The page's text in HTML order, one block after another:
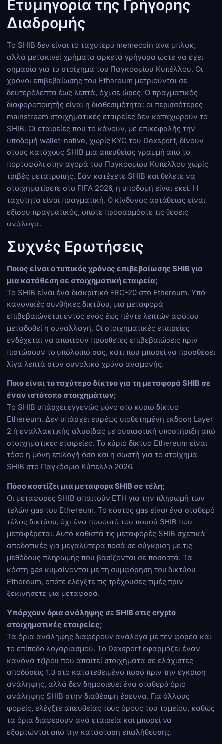
Ετυμηγορία της Γρήγορης
Διαδρομής
Το SHIB δεν είναι το ταχύτερο memecoin ανά μπλοκ,
αλλά μετακινεί χρήματα αρκετά γρήγορα ώστε να έχει
σημασία για το στοίχημα του Παγκοσμίου Κυπέλλου. Οι
χρόνοι επιβεβαίωσης του Ethereum μετριούνται σε
δευτερόλεπτα έως λεπτά, όχι σε ώρες. Ο πραγματικός
διαφοροποιητής είναι η διαθεσιμότητα: οι περισσότερες
mainstream στοιχηματικές εταιρείες δεν καταχωρούν το
SHIB. Οι εταιρείες που το κάνουν, με επικεφαλής την
υποδομή wallet-native, χωρίς KYC του Dexsport, δίνουν
στους κατόχους SHIB μια απευθείας γραμμή από το
πορτοφόλι στην αγορά του Παγκοσμίου Κυπέλλου χωρίς
τριβές μετατροπής. Εάν κατέχετε SHIB και θέλετε να
στοιχηματίσετε στο FIFA 2026, η υποδομή είναι εκεί. Η
ταχύτητα είναι πραγματική. Ο κίνδυνος αστάθειας είναι
εξίσου πραγματικός, οπότε προσαρμόστε τις θέσεις
ανάλογα.
Συχνές Ερωτήσεις
Ποιος είναι ο τυπικός χρόνος επιβεβαίωσης SHIB για
μια κατάθεση σε στοιχηματική εταιρεία;
Το SHIB είναι ένα διακριτικό ERC-20 στο Ethereum. Υπό
κανονικές συνθήκες δικτύου, μια μεταφορά
επιβεβαιώνεται εντός ενός έως πέντε λεπτών αφότου
μεταδοθεί η συναλλαγή. Οι στοιχηματικές εταιρείες
ενδέχεται να απαιτούν πρόσθετες επιβεβαιώσεις πριν
πιστώσουν το υπόλοιπό σας, κάτι που μπορεί να προσθέσει
λίγα λεπτά στον συνολικό χρόνο αναμονής.
Ποιο είναι το ταχύτερο δίκτυο για τη μεταφορά SHIB σε
έναν ιστότοπο στοιχημάτων;
Το SHIB υπάρχει εγγενώς μόνο στο κύριο δίκτυο
Ethereum. Δεν υπάρχει ευρέως υιοθετημένη έκδοση Layer
2 ή εναλλακτικής αλυσίδας με ουσιαστική υποστήριξη από
στοιχηματικές εταιρείες. Το κύριο δίκτυο Ethereum είναι
τόσο η μόνη επιλογή όσο και η σωστή για το στοίχημα
SHIB στο Παγκόσμιο Κύπελλο 2026.
Πόσο κοστίζει μια μεταφορά SHIB σε τέλη;
Οι μεταφορές SHIB απαιτούν ETH για την πληρωμή των
τελών gas του Ethereum. Το κόστος gas είναι ένα σταθερό
τέλος δικτύου, όχι ένα ποσοστό του ποσού SHIB που
μεταφέρεται. Αυτό καθιστά τις μεταφορές SHIB σχετικά
αποδοτικές για μεγαλύτερα ποσά σε σύγκριση με τις
μεθόδους πληρωμής που βασίζονται σε ποσοστά. Τα
κόστη gas κυμαίνονται με τη συμφόρηση του δικτύου
Ethereum, οπότε ελέγξτε τις τρέχουσες τιμές πριν
ξεκινήσετε μια μεταφορά.
Υπάρχουν όρια ανάληψης σε SHIB στις crypto
στοιχηματικές εταιρείες;
Τα όρια ανάληψης διαφέρουν ανάλογα με τον φορέα και
το επίπεδο λογαριασμού. Το Dexsport εφαρμόζει έναν
κανόνα τζίρου που απαιτεί στοιχήματα σε ελάχιστες
αποδόσεις 1.3 στο κατατεθειμένο ποσό πριν την έγκριση
ανάληψης, αλλά δεν δημοσιεύει ένα σταθερό όριο
ανάληψης SHIB στην διαθέσιμη έρευνα. Για άλλους
φορείς, ελέγξτε απευθείας τους όρους του ταμείου, καθώς
τα όρια διαφέρουν ανά εταιρεία και μπορεί να
εξαρτώνται από την κατάσταση επαλήθευσης.